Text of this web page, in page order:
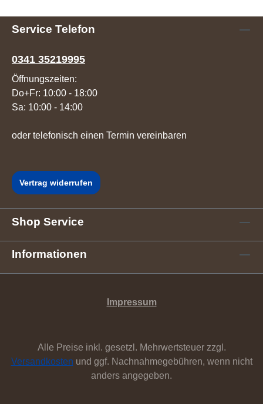
Service Telefon
0341 35219995
Öffnungszeiten:
Do+Fr: 10:00 - 18:00
Sa: 10:00 - 14:00
oder telefonisch einen Termin vereinbaren
Vertrag widerrufen
Shop Service
Informationen
Impressum
Alle Preise inkl. gesetzl. Mehrwertsteuer zzgl.
Versandkosten und ggf. Nachnahmegebühren, wenn nicht
anders angegeben.